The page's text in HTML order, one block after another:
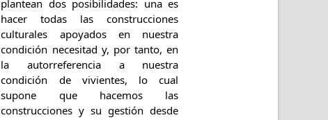
plantean dos posibilidades: una es
hacer todas las construcciones
culturales apoyados en nuestra
condición necesitad y, por tanto, en
la autorreferencia a nuestra
condición de vivientes, lo cual
supone que hacemos las
construcciones y su gestión desde